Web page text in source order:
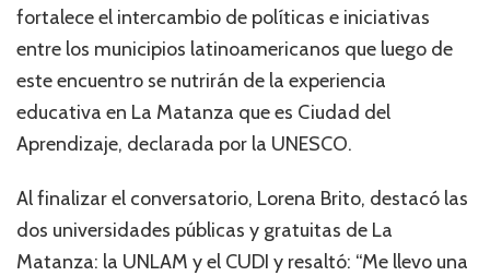
fortalece el intercambio de políticas e iniciativas
entre los municipios latinoamericanos que luego de
este encuentro se nutrirán de la experiencia
educativa en La Matanza que es Ciudad del
Aprendizaje, declarada por la UNESCO.
Al finalizar el conversatorio, Lorena Brito, destacó las
dos universidades públicas y gratuitas de La
Matanza: la UNLAM y el CUDI y resaltó: “Me llevo una